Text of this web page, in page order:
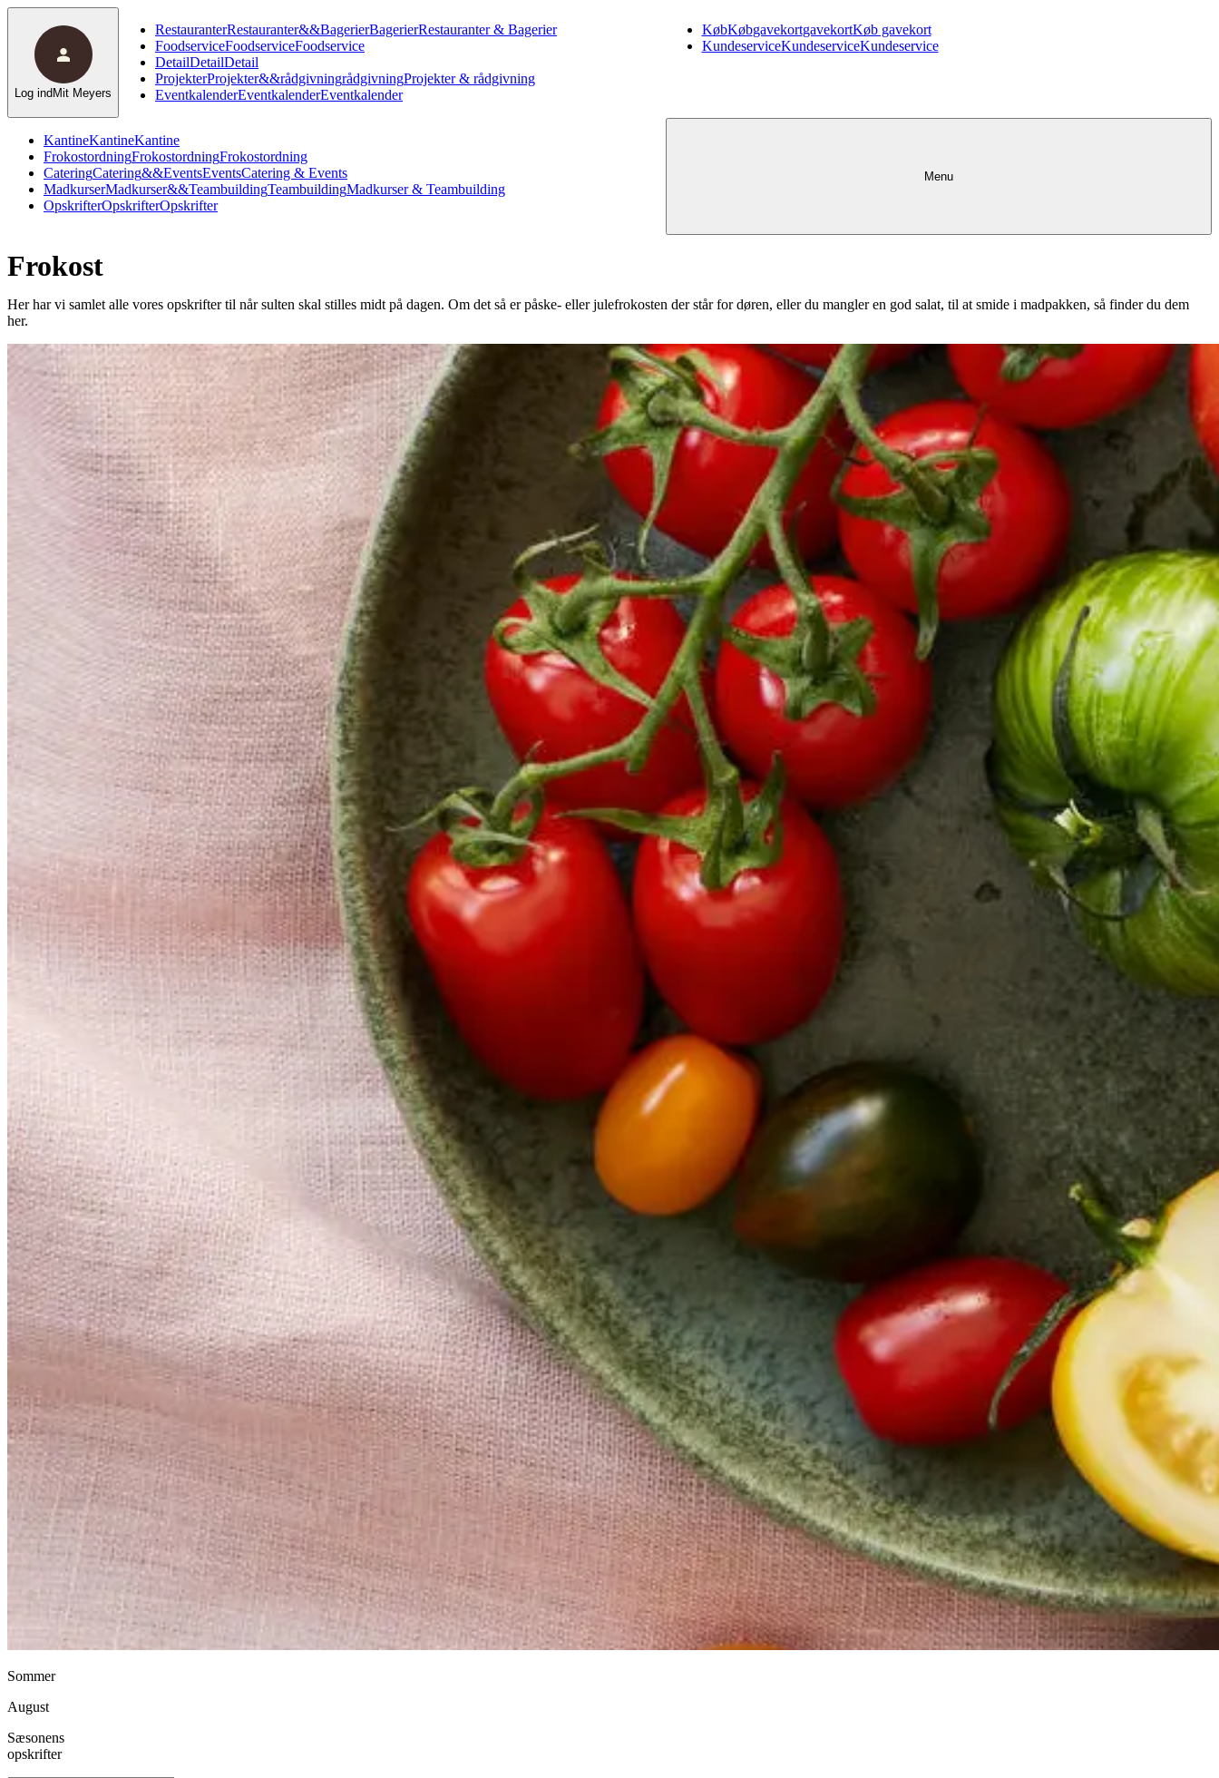
KantineKantineKantine
FrokostordningFrokostordningFrokostordning
CateringCatering&&EventsEventsCatering & Events
MadkurserMadkurser&&TeambuildingTeambuildingMadkurser & Teambuilding
OpskrifterOpskrifterOpskrifter
RestauranterRestauranter&&BagerierBagerierRestauranter & Bagerier
FoodserviceFoodserviceFoodservice
DetailDetailDetail
ProjekterProjekter&&rådgivningrådgivningProjekter & rådgivning
EventkalenderEventkalenderEventkalender
KøbKøbgavekortgavekortKøb gavekort
KundeserviceKundeserviceKundeservice
Log ind Mit Meyers
Menu
Frokost
Her har vi samlet alle vores opskrifter til når sulten skal stilles midt på dagen. Om det så er påske- eller julefrokosten der står for døren, eller du mangler en god salat, til at smide i madpakken, så finder du dem
her.
Sommer
August
Sæsonens
opskrifter